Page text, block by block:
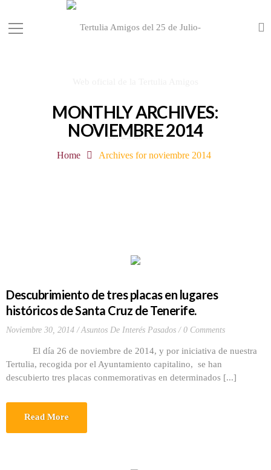
MONTHLY ARCHIVES:
NOVIEMBRE 2014
Home Archives for noviembre 2014
Descubrimiento de tres placas en lugares
históricos de Santa Cruz de Tenerife.
Noviembre 30, 2014 Asuntos De Interés Pasados 0 Comments
El día 26 de noviembre de 2014, y por iniciativa de nuestra
Tertulia, recogida por el Ayuntamiento capitalino, se han
descubierto tres placas conmemorativas en determinados [...]
Read More